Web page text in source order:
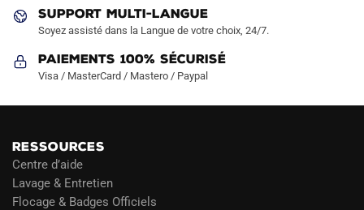
SUPPORT MULTI-LANGUE
Soyez assisté dans la Langue de votre choix, 24/7.
Paiements 100% Sécurisé
Visa / MasterCard / Mastero / Paypal
RESSOURCES
Centre d’aide
Lavage & Entretien
Flocage & Badges Officiels